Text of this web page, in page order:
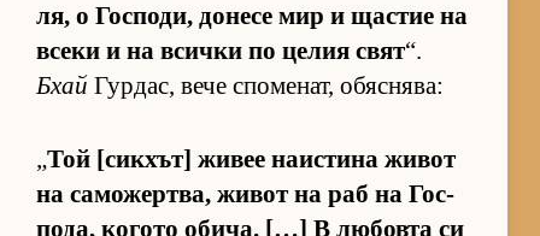
ля, о Гос­по­ди, до­несе мир и щас­тие на
всеки и на всички по це­лия свят“.
Бхай Гур­дас, вече спо­ме­нат, обяс­ня­ва:
„Той [сик­хът] жи­вее на­ис­тина жи­вот
на са­мо­жер­т­ва, жи­вот на раб на Гос­
по­да, ко­гото оби­ча. […] В лю­бовта си